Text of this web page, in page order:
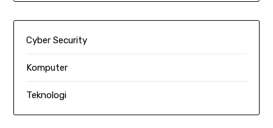
Cyber Security
Komputer
Teknologi